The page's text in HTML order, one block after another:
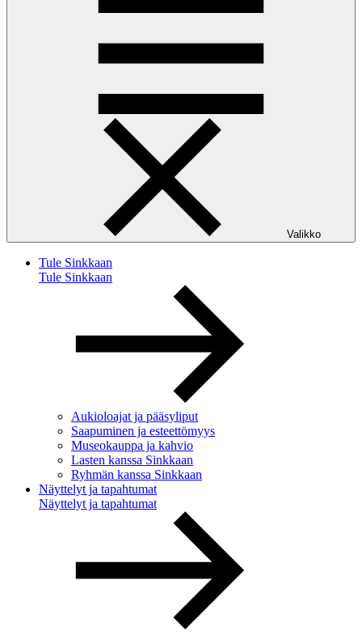
Valikko
Tule Sinkkaan
Tule Sinkkaan
Aukioloajat ja pääsyliput
Saapuminen ja esteettömyys
Museokauppa ja kahvio
Lasten kanssa Sinkkaan
Ryhmän kanssa Sinkkaan
Näyttelyt ja tapahtumat
Näyttelyt ja tapahtumat